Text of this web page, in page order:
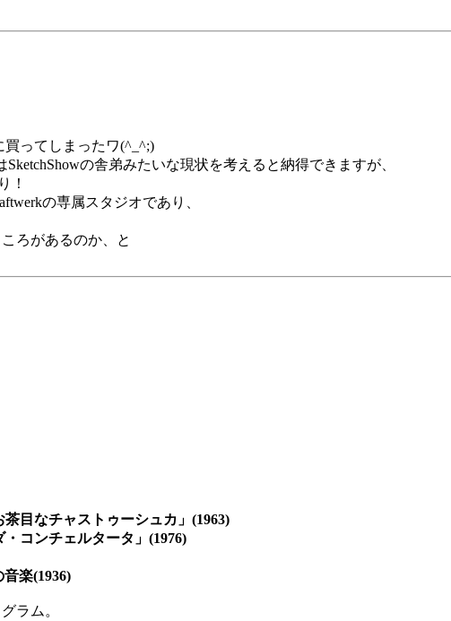
ってしまったワ(^_^;)
の舎弟みたいな現状を考えると納得できますが、
！
の専属スタジオであり、
ろがあるのか、と
目なチャストゥーシュカ」(1963)
コンチェルタータ」(1976)
楽(1936)
ラム。